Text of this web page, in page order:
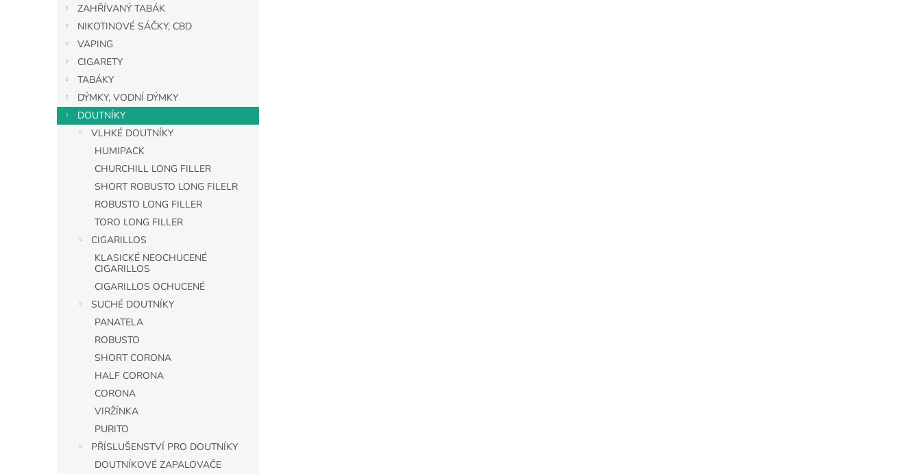
ZAHŘÍVANÝ TABÁK
NIKOTINOVÉ SÁČKY, CBD
VAPING
CIGARETY
TABÁKY
DÝMKY, VODNÍ DÝMKY
DOUTNÍKY
VLHKÉ DOUTNÍKY
HUMIPACK
CHURCHILL LONG FILLER
SHORT ROBUSTO LONG FILELR
ROBUSTO LONG FILLER
TORO LONG FILLER
CIGARILLOS
KLASICKÉ NEOCHUCENÉ
CIGARILLOS
CIGARILLOS OCHUCENÉ
SUCHÉ DOUTNÍKY
PANATELA
ROBUSTO
SHORT CORONA
HALF CORONA
CORONA
VIRŽÍNKA
PURITO
PŘÍSLUŠENSTVÍ PRO DOUTNÍKY
DOUTNÍKOVÉ ZAPALOVAČE